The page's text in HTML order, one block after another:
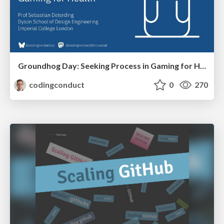
Groundhog Day: Seeking Process in Gaming for Health
codingconduct
0 270